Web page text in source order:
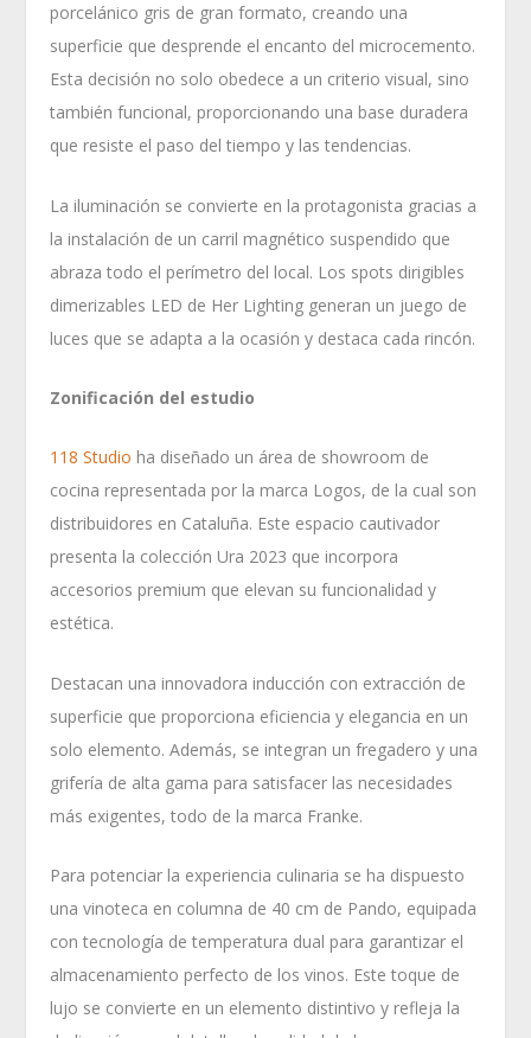
porcelánico gris de gran formato, creando una
superficie que desprende el encanto del microcemento.
Esta decisión no solo obedece a un criterio visual, sino
también funcional, proporcionando una base duradera
que resiste el paso del tiempo y las tendencias.
La iluminación se convierte en la protagonista gracias a
la instalación de un carril magnético suspendido que
abraza todo el perímetro del local. Los spots dirigibles
dimerizables LED de Her Lighting generan un juego de
luces que se adapta a la ocasión y destaca cada rincón.
Zonificación del estudio
118 Studio ha diseñado un área de showroom de
cocina representada por la marca Logos, de la cual son
distribuidores en Cataluña. Este espacio cautivador
presenta la colección Ura 2023 que incorpora
accesorios premium que elevan su funcionalidad y
estética.
Destacan una innovadora inducción con extracción de
superficie que proporciona eficiencia y elegancia en un
solo elemento. Además, se integran un fregadero y una
grifería de alta gama para satisfacer las necesidades
más exigentes, todo de la marca Franke.
Para potenciar la experiencia culinaria se ha dispuesto
una vinoteca en columna de 40 cm de Pando, equipada
con tecnología de temperatura dual para garantizar el
almacenamiento perfecto de los vinos. Este toque de
lujo se convierte en un elemento distintivo y refleja la